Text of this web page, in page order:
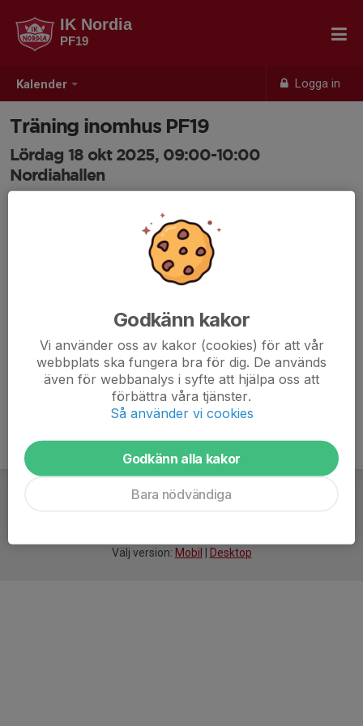
Kalender Logga in
IK Nordia
PF19
Träning inomhus PF19
Lördag 18 okt 2025, 09:00-10:00
Nordiahallen
Välj version: Mobil Desktop
Godkänn kakor
Vi använder oss av kakor (cookies) för att vår
webbplats ska fungera bra för dig. De används
även för webbanalys i syfte att hjälpa oss att
förbättra våra tjänster.
Så använder vi cookies
Godkänn alla kakor
Bara nödvändiga